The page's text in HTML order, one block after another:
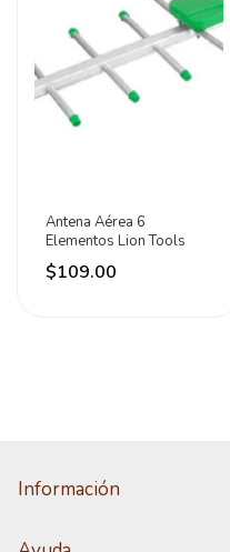
Antena Aérea 6
Elementos Lion Tools
$109.00
Información